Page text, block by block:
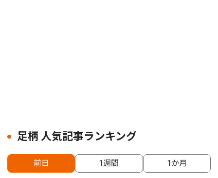
足柄 人気記事ランキング
前日 1週間 1か月